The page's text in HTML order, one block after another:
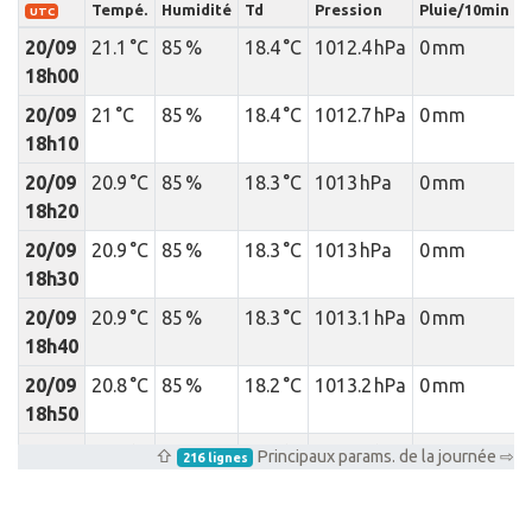
UTC Tempé. Humidité Td Pression Pluie/10min
20/09
18h00
21.1 °C 85 % 18.4 °C 1012.4 hPa 0 mm
20/09
18h10
21 °C 85 % 18.4 °C 1012.7 hPa 0 mm
20/09
18h20
20.9 °C 85 % 18.3 °C 1013 hPa 0 mm
20/09
18h30
20.9 °C 85 % 18.3 °C 1013 hPa 0 mm
20/09
18h40
20.9 °C 85 % 18.3 °C 1013.1 hPa 0 mm
20/09
18h50
20.8 °C 85 % 18.2 °C 1013.2 hPa 0 mm
85 % 18.3 °C 1013.1 hPa 0 mm
⇧ 216 lignes Principaux params. de la journée ⇨